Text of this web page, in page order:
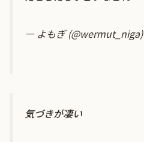
— よもぎ (@wermut_niga)
気づきが凄い